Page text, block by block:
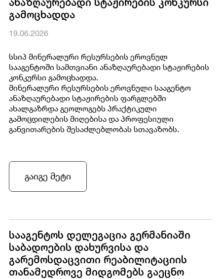
გამოცხადდა
19.06.2026
სსიპ მინერალური რესურსების ეროვნულ
სააგენტოში სამთვიანი ანაზღაურებადი სტაჟირების
კონკურსი გამოცხადდა.
მინერალური რესურსების ეროვნული სააგენტო
ანაზღაურებადი სტაჟირების ფარგლებში
ახალგაზრდა გეოლოგებს პრაქტიკული
გამოცდილების მიღებისა და პროფესიული
განვითარების შესაძლებლობას სთავაზობს.
გაიგე მეტი
სააგენტოს დელეგაცია გერმანიაში
საბადოების დახურვისა და
გარემოსდაცვითი რეაბილიტაციის
თანამედროვე მიდგომებს გაეცნო